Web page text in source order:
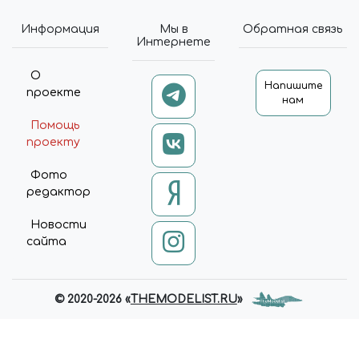
$('[DATA-BASKET-ID=' + ITEM.ID
ITEM.DELAY ? 'DELAYED' :
API.EACH(DATA.COMPARE,
FUNCTION (INDEX, ITEM) {
$('[DATA-COMPARE-ID=' +
COMPARE-STATE', 'ADDED'); }); };
UPDATE = FUNCTION {
NIVERSE_S1/COMPONENTS/I
NTEC.UNIVERSE/SYSTEM/BAS
'TYPE': 'POST', 'CACHE': FALSE,
'DATATYPE': 'JSON', 'DATA':
{'BASKET': 'Y', 'COMPARE': 'Y',
'COMPARE_CODE': 'COMPARE',
Информация
О
проекте
Помощь
проекту
Фото
редактор
Новости
сайта
Мы в
Интернете
Обратная связь
Напишите
нам
© 2020-2026 «THEMODELIST.RU»